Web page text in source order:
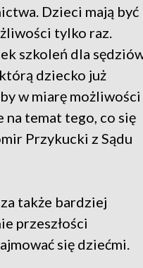
Dzieci mają być
tylko raz.
szkoleń dla
dziecko już
w miarę możliwości
temat tego, co się
Przykucki z Sądu
także bardziej
przeszłości
się dziećmi.